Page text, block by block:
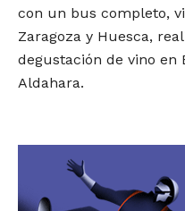
con un bus completo,
Zaragoza y Huesca,
degustación de vino en
Aldahara.